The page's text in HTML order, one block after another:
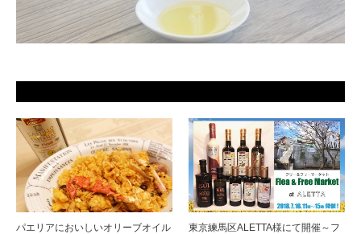
パエリアにおいしいオリーブオイル
東京練馬区ALETTA様にて開催～フ